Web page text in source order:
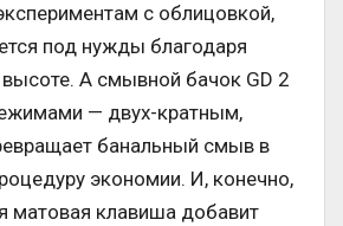
с облицовкой,
под нужды благодаря
высоте. А смывной бачок GD 2
— двух-кратным,
банальный смыв в
экономии. И, конечно,
матовая клавиша добавит